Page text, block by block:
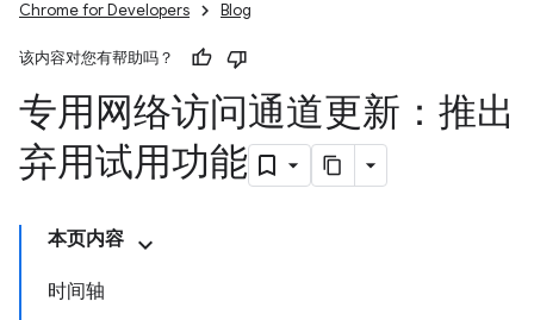
Chrome for Developers Blog
该内容对您有帮助吗？
专用网络访问通道更新：推出
弃用试用功能
本页内容
时间轴